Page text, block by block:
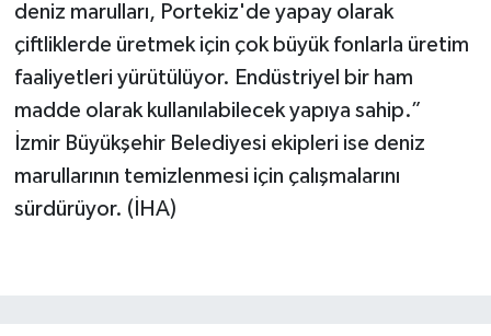
deniz marulları, Portekiz'de yapay olarak
çiftliklerde üretmek için çok büyük fonlarla üretim
faaliyetleri yürütülüyor. Endüstriyel bir ham
madde olarak kullanılabilecek yapıya sahip.”
İzmir Büyükşehir Belediyesi ekipleri ise deniz
marullarının temizlenmesi için çalışmalarını
sürdürüyor. (İHA)